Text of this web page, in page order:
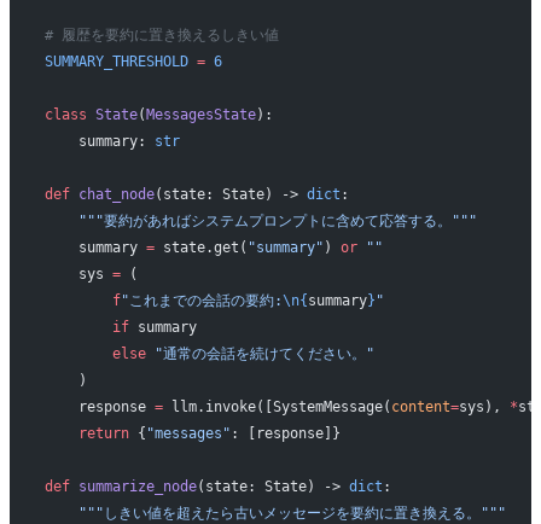
# 履歴を要約に置き換えるしきい値
SUMMARY_THRESHOLD = 6
class State( MessagesState):
    summary:
str
def chat_node(state: State) -> dict :
    """要約があればシステムプロンプトに含めて応答する。"""
    summary
= state.get( "summary" ) or ""
    sys
= (
        f
"これまでの会話の要約:\n{ summary} "
        if
summary
        else
"通常の会話を続けてください。"
    )
    response
= llm.invoke([SystemMessage( content=sys), *
    return
{ "messages" : [response]}
def summarize_node(state: State) -> dict :
    """しきい値を超えたら古いメッセージを要約に置き換える。"""